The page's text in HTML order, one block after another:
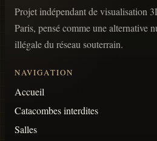
Projet indépendant de visualisation
Paris, pensé comme une alternative
illégale du réseau souterrain.
NAVIGATION
Accueil
Catacombes interdites
Salles